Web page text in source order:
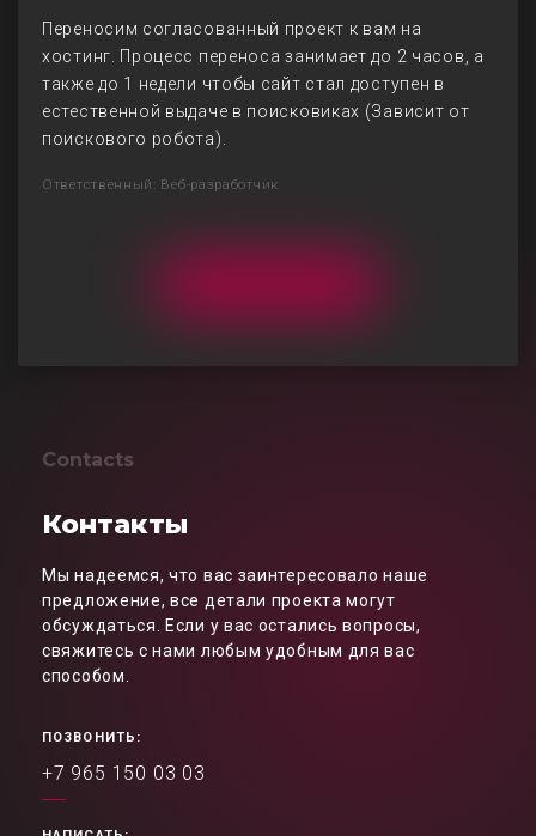
Переносим согласованный проект к вам на
хостинг. Процесс переноса занимает до 2 часов, а
также до 1 недели чтобы сайт стал доступен в
естественной выдаче в поисковиках (Зависит от
поискового робота).
Ответственный: Веб-разработчик
Contacts
Контакты
Мы надеемся, что вас заинтересовало наше
предложение, все детали проекта могут
обсуждаться. Если у вас остались вопросы,
свяжитесь с нами любым удобным для вас
способом.
ПОЗВОНИТЬ:
+7 965 150 03 03